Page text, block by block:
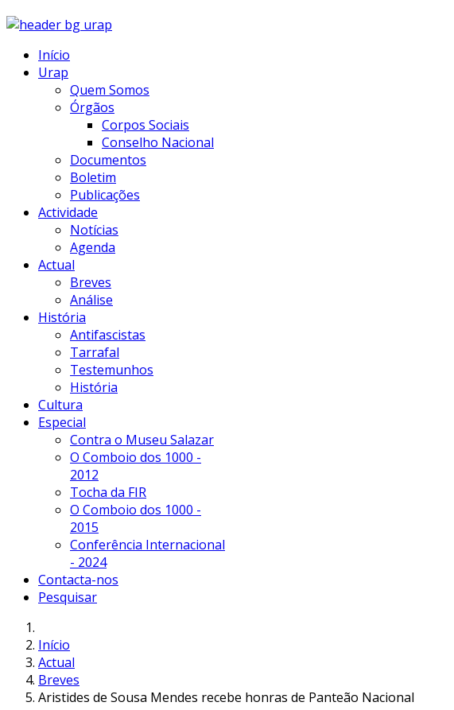
Início
Urap
Quem Somos
Órgãos
Corpos Sociais
Conselho Nacional
Documentos
Boletim
Publicações
Actividade
Notícias
Agenda
Actual
Breves
Análise
História
Antifascistas
Tarrafal
Testemunhos
História
Cultura
Especial
Contra o Museu Salazar
O Comboio dos 1000 -
2012
Tocha da FIR
O Comboio dos 1000 -
2015
Conferência Internacional
- 2024
Contacta-nos
Pesquisar
Início
Actual
Breves
Aristides de Sousa Mendes recebe honras de Panteão Nacional